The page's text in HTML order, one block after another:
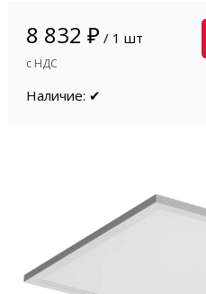
8 832 ₽ / 1 шт
с НДС
Наличие: ✔